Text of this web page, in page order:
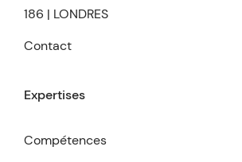
186 | LONDRES
Contact
Expertises
Compétences